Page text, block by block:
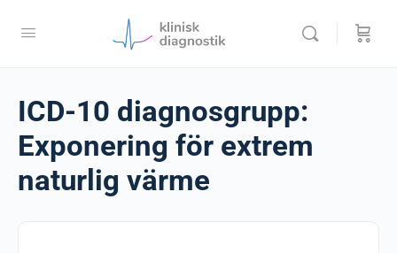
ICD-10 diagnosgrupp:
Exponering för extrem
naturlig värme